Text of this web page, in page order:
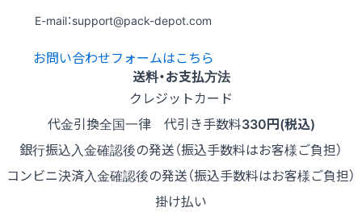
E-mail：support@pack-depot.com
お問い合わせフォームはこちら
送料・お支払方法
クレジットカード
代金引換全国一律 代引き手数料330円(税込)
銀行振込入金確認後の発送（振込手数料はお客様ご負担）
コンビニ決済入金確認後の発送（振込手数料はお客様ご負担）
掛け払い